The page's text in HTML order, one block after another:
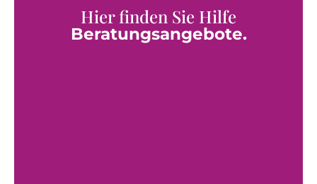
Hier finden Sie Hilfe
Beratungsangebote.